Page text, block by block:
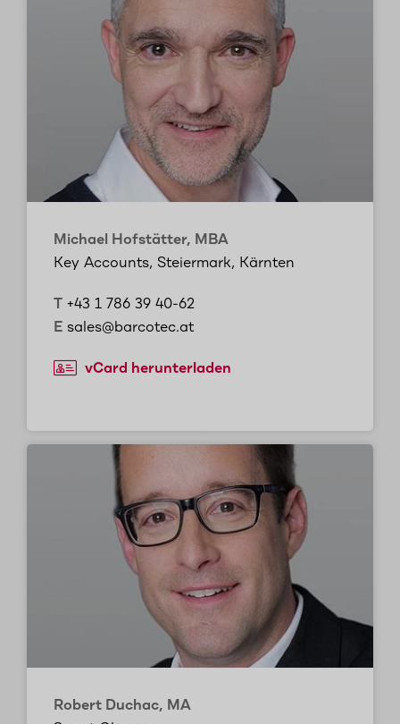
Michael Hofstätter, MBA
Key Accounts, Steiermark, Kärnten
T +43 1 786 39 40-62
E sales@barcotec.at
vCard herunterladen
Robert Duchac, MA